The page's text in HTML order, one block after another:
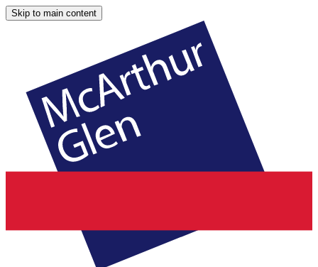
Skip to main content